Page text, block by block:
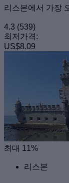
리스본에서 가장
4.3 (539)
최저가격:
US$8.09
최대 11%
리스본